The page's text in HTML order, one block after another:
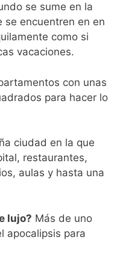
se sume en la
se encuentren en en
como si
vacaciones.
con unas
para hacer lo
ciudad en la que
restaurantes,
aulas y hasta una
lujo? Más de uno
apocalipsis para